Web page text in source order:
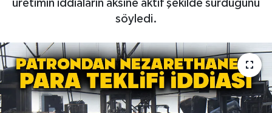
üretimin iddiaların aksine aktif şekilde sürdüğünü
söyledi.